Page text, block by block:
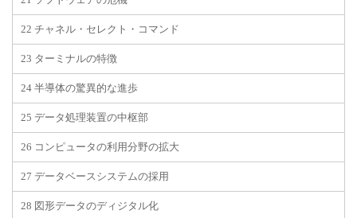
22 チャネル・セレクト・コマンド
23 ターミナルの特徴
24 半導体の驚異的な進歩
25 データ処理装置の中枢部
26 コンピュータの利用分野の拡大
27 データベースシステムの採用
28 図形データのディジタル化